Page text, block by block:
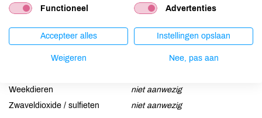
Schaaldieren
niet aanwezig
Selderij
niet aanwezig
Sesam
kan bevatten
kan bevatten
Weekdieren
niet aanwezig
Zwaveldioxide / sulfieten
niet aanwezig
Functioneel Advertenties
Accepteer alles Instellingen opslaan
Weigeren Nee, pas aan